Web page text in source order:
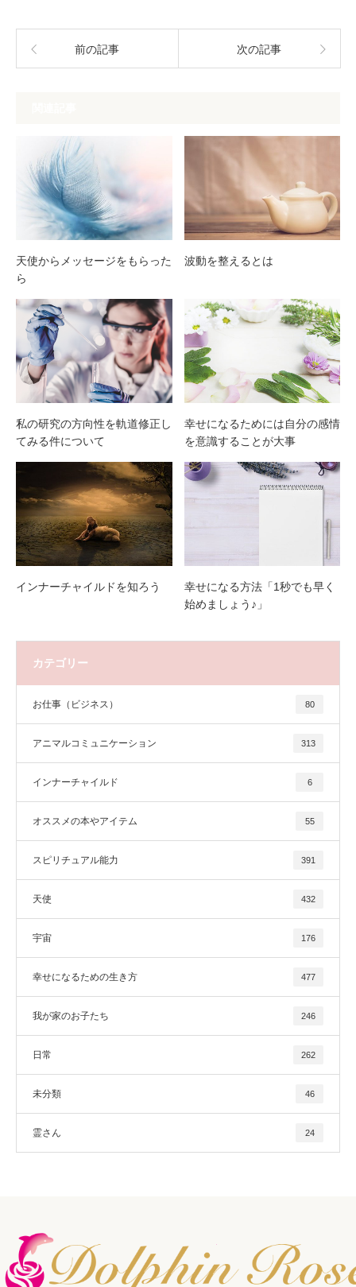
前の記事 次の記事
天使からメッセージをもらった
ら
波動を整えるとは
私の研究の方向性を軌道修正し
てみる件について
幸せになるためには自分の感情
を意識することが大事
インナーチャイルドを知ろう
幸せになる方法「1秒でも早く
始めましょう♪」
カテゴリー
お仕事（ビジネス） 80
アニマルコミュニケーション 313
インナーチャイルド 6
オススメの本やアイテム 55
スピリチュアル能力 391
天使 432
宇宙 176
幸せになるための生き方 477
我が家のお子たち 246
日常 262
未分類 46
霊さん 24